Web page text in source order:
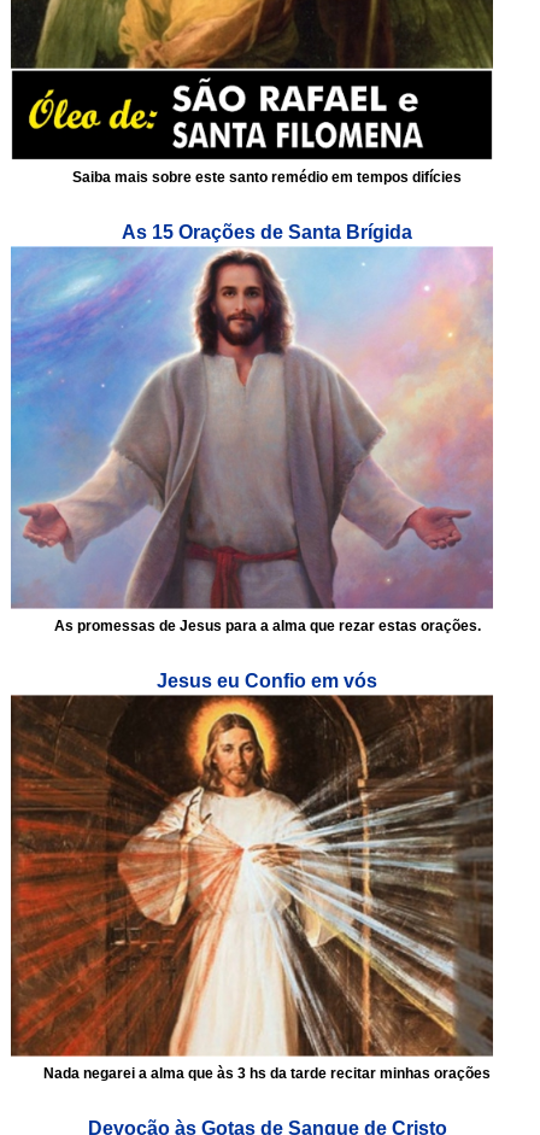
Saiba mais sobre este santo remédio em tempos difícies
As 15 Orações de Santa Brígida
As promessas de Jesus para a alma que rezar estas orações.
Jesus eu Confio em vós
Nada negarei a alma que às 3 hs da tarde recitar minhas orações
Devoção às Gotas de Sangue de Cristo